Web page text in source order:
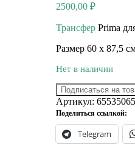
2500,00 ₽
ТрансферPrima
Размер 60 х 87,5
Нет в наличии
Подписаться на
Артикул:
Поделиться ссылкой:
Telegram